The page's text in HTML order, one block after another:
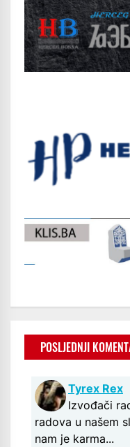
POSLJEDNJI
Tyrex Rex
Izvođači
radova u našem
nam je karma...